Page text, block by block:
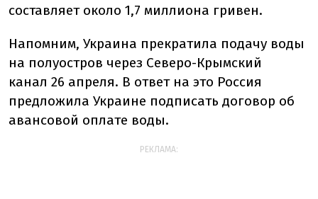
составляет около 1,7 миллиона гривен.
Напомним, Украина прекратила подачу воды
на полуостров через Северо-Крымский
канал 26 апреля. В ответ на это Россия
предложила Украине подписать договор об
авансовой оплате воды.
РЕКЛАМА: